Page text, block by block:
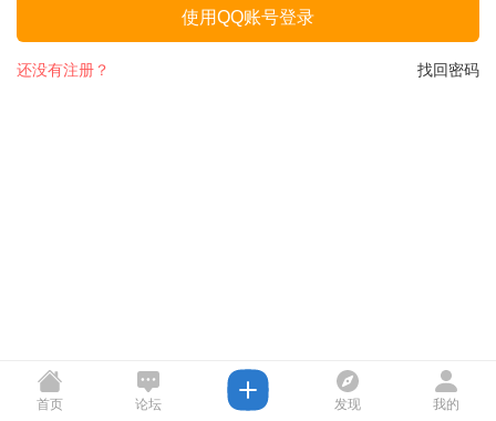
使用QQ账号登录
找回密码
还没有注册？
首页 论坛 发现 我的